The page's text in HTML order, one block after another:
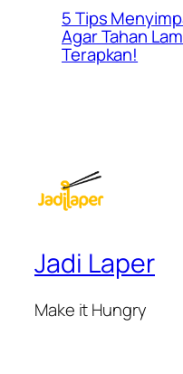
5 Tips
Agar Tahan
Terapkan!
Jadi Laper
Make it Hungry